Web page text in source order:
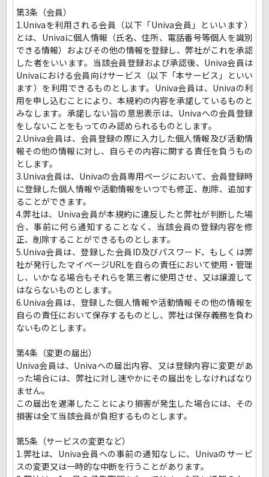
第3条（会員）
1.Univaを利用される会員（以下「Univa会員」といいます）
とは、Univaに個人情報（氏名、住所、電話番号等個人を識別
できる情報）およびその他の情報を登録し、弊社がこれを承認
した者をいいます。当該会員登録および承認後、Univa会員は
Univaにおける会員向けサービス（以下「本サービス」といい
ます）を利用できるものとします。Univa会員は、Univaの利
用を申し込むことにより、本規約の内容を承諾しているものと
みなします。承諾しない旨の意思表示は、Univaへの会員登録
をしないことをもってのみ認められるものとします。
2.Univa会員は、会員登録の際に入力した個人情報及び活動情
報その他の情報に対し、自らその内容に関する責任を負うもの
とします。
3.Univa会員は、Univaの会員専用ページにおいて、会員登録時
に登録した個人情報や活動情報をいつでも修正、削除、追加す
ることができます。
4.弊社は、Univa会員が本規約に違反したと弊社が判断した場
合、事前に何ら通知することなく、当該会員の登録内容を修
正、削除することができるものとします。
5.Univa会員は、登録した会員ID及びパスワード、もしくは弊
社が発行したマイページURLを自らの責任において使用・管理
し、いかなる場合もそれらを第三者に使用させ、又は譲渡して
はならないものとします。
6.Univa会員は、登録した個人情報や活動情報その他の情報を
自らの責任において保存するものとし、弊社は保存義務を負わ
ないものとします。
第4条（変更の届出）
Univa会員は、Univaへの届出内容、又は登録内容に変更があ
った場合には、弊社に対し速やかにその届出をしなければなり
ません。
この届出を遅滞したことにより損害が発生した場合には、その
損害は全て当該会員が負担するものとします。
第5条（サービスの変更など）
1.弊社は、Univa会員への事前の通知なしに、Univaのサービ
スの変更又は一時的な中断を行うことがあります。